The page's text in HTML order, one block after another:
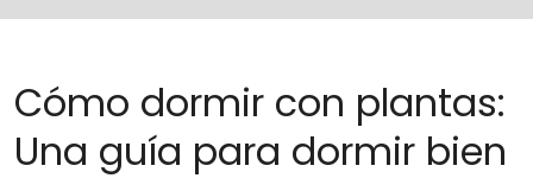
Cómo dormir con plantas:
Una guía para dormir bien